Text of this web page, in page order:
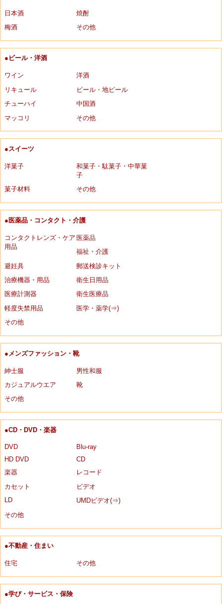
日本酒
焼酎
梅酒
その他
●ビール・洋酒
ワイン
洋酒
リキュール
ビール・地ビール
チューハイ
中国酒
マッコリ
その他
●スイーツ
洋菓子
和菓子・駄菓子・中華菓
子
菓子材料
その他
●医薬品・コンタクト・介護
コンタクトレンズ・ケア
用品
医薬品
福祉・介護
避妊具
郵送検診キット
治療機器・用品
衛生日用品
医療計測器
衛生医療品
軽度失禁用品
医学・薬学(⇒)
その他
●メンズファッション・靴
紳士服
男性和服
カジュアルウエア
靴
その他
●CD・DVD・楽器
DVD
Blu-ray
HD DVD
CD
楽器
レコード
カセット
ビデオ
LD
UMDビデオ(⇒)
その他
●不動産・住まい
住宅 その他
●学び・サービス・保険